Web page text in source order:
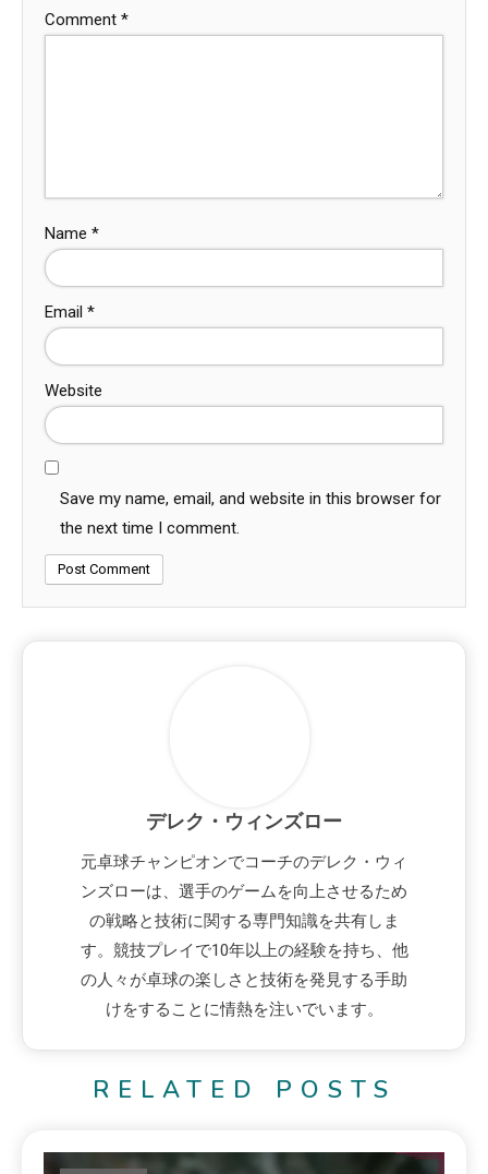
Comment *
Name *
Email *
Website
Save my name, email, and website in this browser for
the next time I comment.
デレク・ウィンズロー
元卓球チャンピオンでコーチのデレク・ウィ
ンズローは、選手のゲームを向上させるため
の戦略と技術に関する専門知識を共有しま
す。競技プレイで10年以上の経験を持ち、他
の人々が卓球の楽しさと技術を発見する手助
けをすることに情熱を注いでいます。
RELATED POSTS